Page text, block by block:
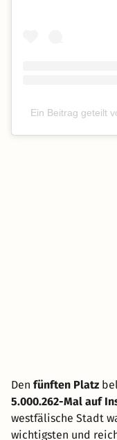
Ein Beitrag geteilt
Den fünften Platz
5.000.262-Mal auf
westfälische Stadt
wichtigsten und